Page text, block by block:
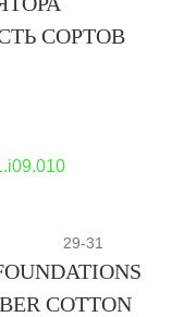
СОРТОВ
29-31
COTTON